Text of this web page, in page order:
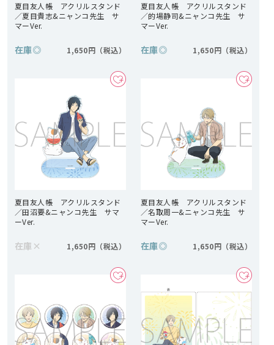
夏目友人帳 アクリルスタンド
／夏目貴志&ニャンコ先生 サ
マーVer.
在庫◎ 1,650円
夏目友人帳 アクリルスタンド
／的場静司&ニャンコ先生 サ
マーVer.
在庫◎ 1,650円
夏目友人帳 アクリルスタンド
／田沼要&ニャンコ先生 サマ
ーVer.
在庫 × 1,650円
夏目友人帳 アクリルスタンド
／名取周一&ニャンコ先生 サ
マーVer.
在庫◎ 1,650円